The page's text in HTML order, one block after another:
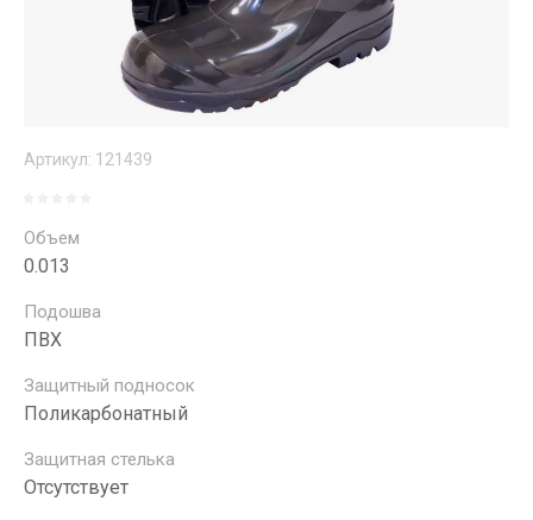
Артикул: 121439
Объем
0.013
Подошва
ПВХ
Защитный подносок
Поликарбонатный
Защитная стелька
Отсутствует